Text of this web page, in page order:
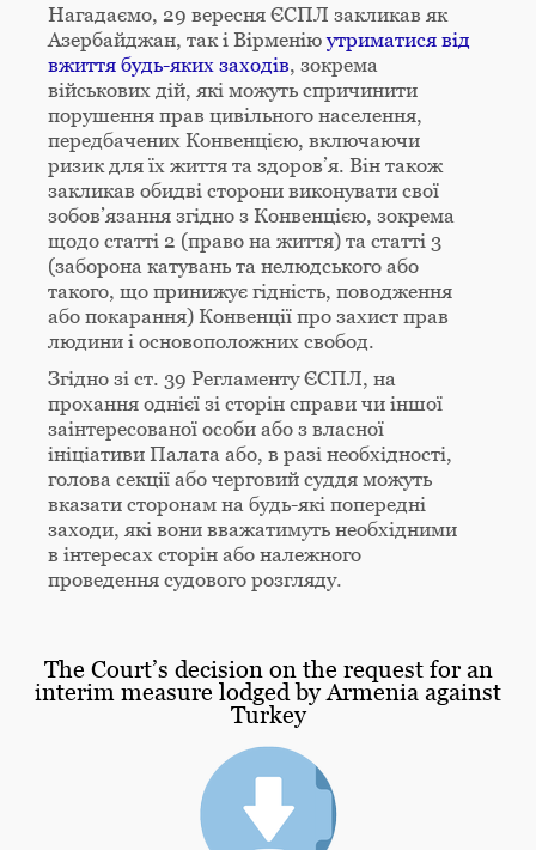
Нагадаємо, 29 вересня ЄСПЛ закликав як
Азербайджан, так і Вірменіюутриматися від
вжиття будь-яких заходів, зокрема
військових дій, які можуть спричинити
порушення прав цивільного населення,
передбачених Конвенцією, включаючи
ризик для їх життя та здоров’я. Він також
закликав обидві сторони виконувати свої
зобов’язання згідно з Конвенцією, зокрема
щодо статті 2 (право на життя) та статті 3
(заборона катувань та нелюдського або
такого, що принижує гідність, поводження
або покарання) Конвенції про захист прав
людини і основоположних свобод.
Згідно зі ст. 39 Регламенту ЄСПЛ, на
прохання однієї зі сторін справи чи іншої
заінтересованої особи або з власної
ініціативи Палата або, в разі необхідності,
голова секції або черговий суддя можуть
вказати сторонам на будь-які попередні
заходи, які вони вважатимуть необхідними
в інтересах сторін або належного
проведення судового розгляду.
The Court’s decision on the request for an
interim measure lodged by Armenia against
Turkey